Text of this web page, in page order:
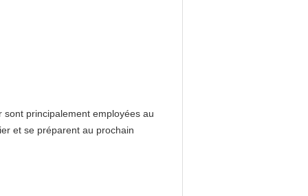
principalement employées au
et se préparent au prochain